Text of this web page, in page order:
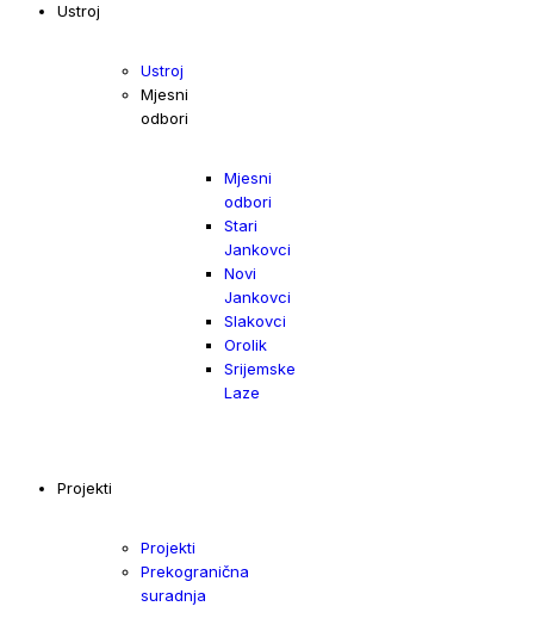
Ustroj
Ustroj
Mjesni
odbori
Mjesni
odbori
Stari
Jankovci
Novi
Jankovci
Slakovci
Orolik
Srijemske
Laze
Projekti
Projekti
Prekogranična
suradnja